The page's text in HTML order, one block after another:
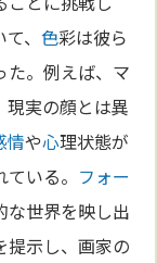
て、色彩は彼ら
た。例えば、マ
現実の顔とは異
情や心理状態が
いる。 フォー
な世界を映し出
提示し、画家の